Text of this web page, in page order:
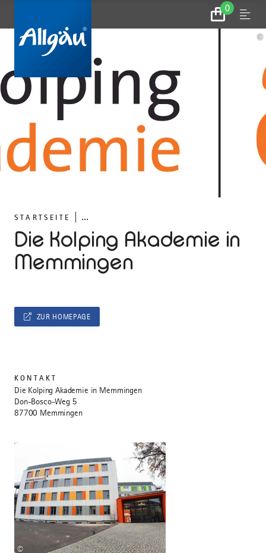
0
Zum
Warenkorb
Menu
STARTSEITE ...
Die Kolping Akademie in
Memmingen
©
ZUR HOMEPAGE
KONTAKT
Die Kolping Akademie in Memmingen
Don-Bosco-Weg 5
87700 Memmingen